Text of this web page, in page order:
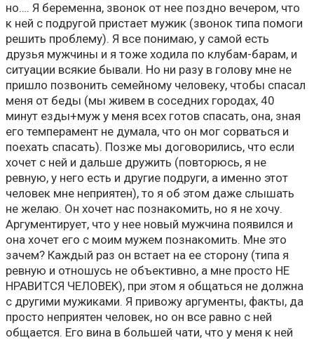
но…. Я беременна, звонок от нее поздно вечером, что
к ней с подругой пристает мужик (звонок типа помоги
решить проблему). Я все понимаю, у самой есть
друзья мужчины и я тоже ходила по клубам-барам, и
ситуации всякие бывали. Но ни разу в голову мне не
пришло позвонить семейному человеку, чтобы спасал
меня от беды (мы живем в соседних городах, 40
минут езды+муж у меня всех готов спасать, она, зная
его темперамент не думала, что он мог сорваться и
поехать спасать). Позже мы договорились, что если
хочет с ней и дальше дружить (повторюсь, я не
ревную, у него есть и другие подруги, а именно этот
человек мне неприятен), то я об этом даже слышать
не желаю. Он хочет нас познакомить, но я не хочу.
Аргументирует, что у нее новый мужчина появился и
она хочет его с моим мужем познакомить. Мне это
зачем? Каждый раз он встает на ее сторону (типа я
ревную и отношусь не объективно, а мне просто НЕ
НРАВИТСЯ ЧЕЛОВЕК), при этом я общаться не должна
с другими мужиками. Я привожу аргументы, факты, да
просто неприятен человек, но он все равно с ней
общается. Его вина в большей чати, что у меня к ней